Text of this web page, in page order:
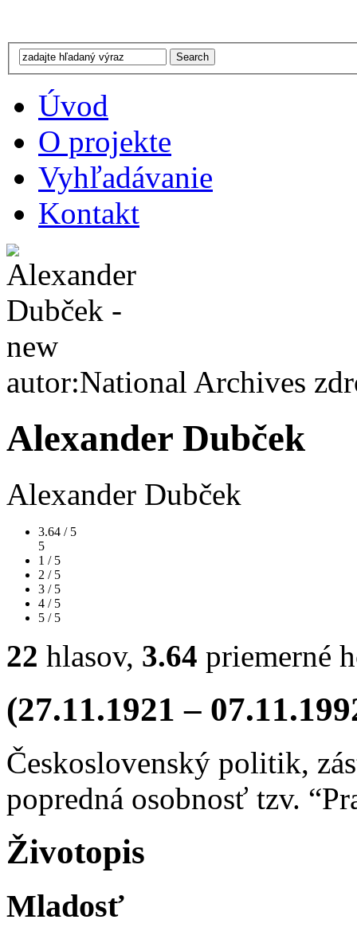
Úvod
O projekte
Vyhľadávanie
Kontakt
autor:National Archives
Alexander Dubček
Alexander Dubček
3.64 / 5
5
1 / 5
2 / 5
3 / 5
4 / 5
5 / 5
22 hlasov, 3.64 priemerné
(27.11.1921 –
Československý politik,
popredná osobnosť tzv.
Životopis
Mladosť